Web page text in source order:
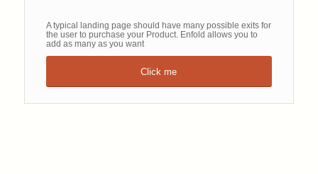
A typical landing page should have many possible exits for
the user to purchase your Product. Enfold allows you to
add as many as you want
Click me